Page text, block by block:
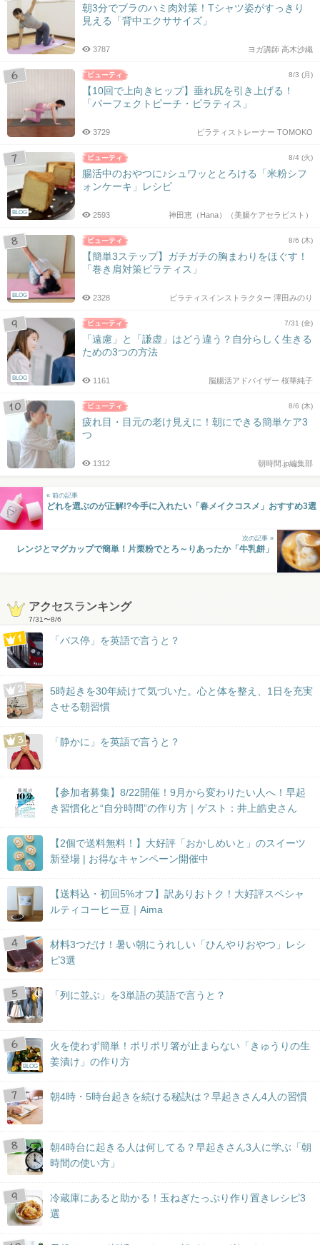
朝3分でブラのハミ肉対策！Tシャツ姿がすっきり
見える「背中エクササイズ」
ヨガ講師 高木沙織
3787
8/3 (月)
【10回で上向きヒップ】垂れ尻を引き上げる！
「パーフェクトピーチ・ピラティス」
ピラティストレーナー TOMOKO
3729
BLOG
8/4 (火)
腸活中のおやつに♪シュワッととろける「米粉シフ
ォンケーキ」レシピ
神田恵（Hana）（美腸ケアセラピスト）
2593
BLOG
8/6 (木)
【簡単3ステップ】ガチガチの胸まわりをほぐす！
「巻き肩対策ピラティス」
ピラティスインストラクター 澤田みのり
2328
BLOG
7/31 (金)
「遠慮」と「謙虚」はどう違う？自分らしく生きる
ための3つの方法
脳腸活アドバイザー 桜華純子
1161
8/6 (木)
疲れ目・目元の老け見えに！朝にできる簡単ケア3
つ
朝時間.jp編集部
1312
« 前の記事
どれを選ぶのが正解!?今手に入れたい「春メイクコスメ」おすすめ3選
次の記事 »
レンジとマグカップで簡単！片栗粉でとろ～りあったか「牛乳餅」
アクセスランキング
7/31〜8/6
「バス停」を英語で言うと？
5時起きを30年続けて気づいた。心と体を整え、1日を充実
させる朝習慣
「静かに」を英語で言うと？
【参加者募集】8/22開催！9月から変わりたい人へ！早起
き習慣化と“自分時間”の作り方｜ゲスト：井上皓史さん
【2個で送料無料！】大好評「おかしめいと」のスイーツ
新登場 | お得なキャンペーン開催中
【送料込・初回5%オフ】訳ありおトク！大好評スペシャ
ルティコーヒー豆｜Aima
材料3つだけ！暑い朝にうれしい「ひんやりおやつ」レシ
ピ3選
「列に並ぶ」を3単語の英語で言うと？
BLOG
火を使わず簡単！ポリポリ箸が止まらない「きゅうりの生
姜漬け」の作り方
朝4時・5時台起きを続ける秘訣は？早起きさん4人の習慣
朝4時台に起きる人は何してる？早起きさん3人に学ぶ「朝
時間の使い方」
冷蔵庫にあると助かる！玉ねぎたっぷり作り置きレシピ3
選